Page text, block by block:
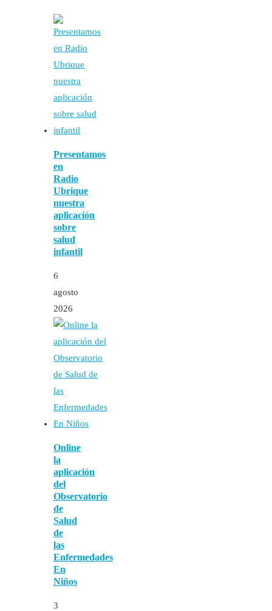
Presentamos
en
Radio
Ubrique
nuestra
aplicación
sobre
salud
infantil
6
agosto
2026
Online
la
aplicación
del
Observatorio
de
Salud
de
las
Enfermedades
En
Niños
3